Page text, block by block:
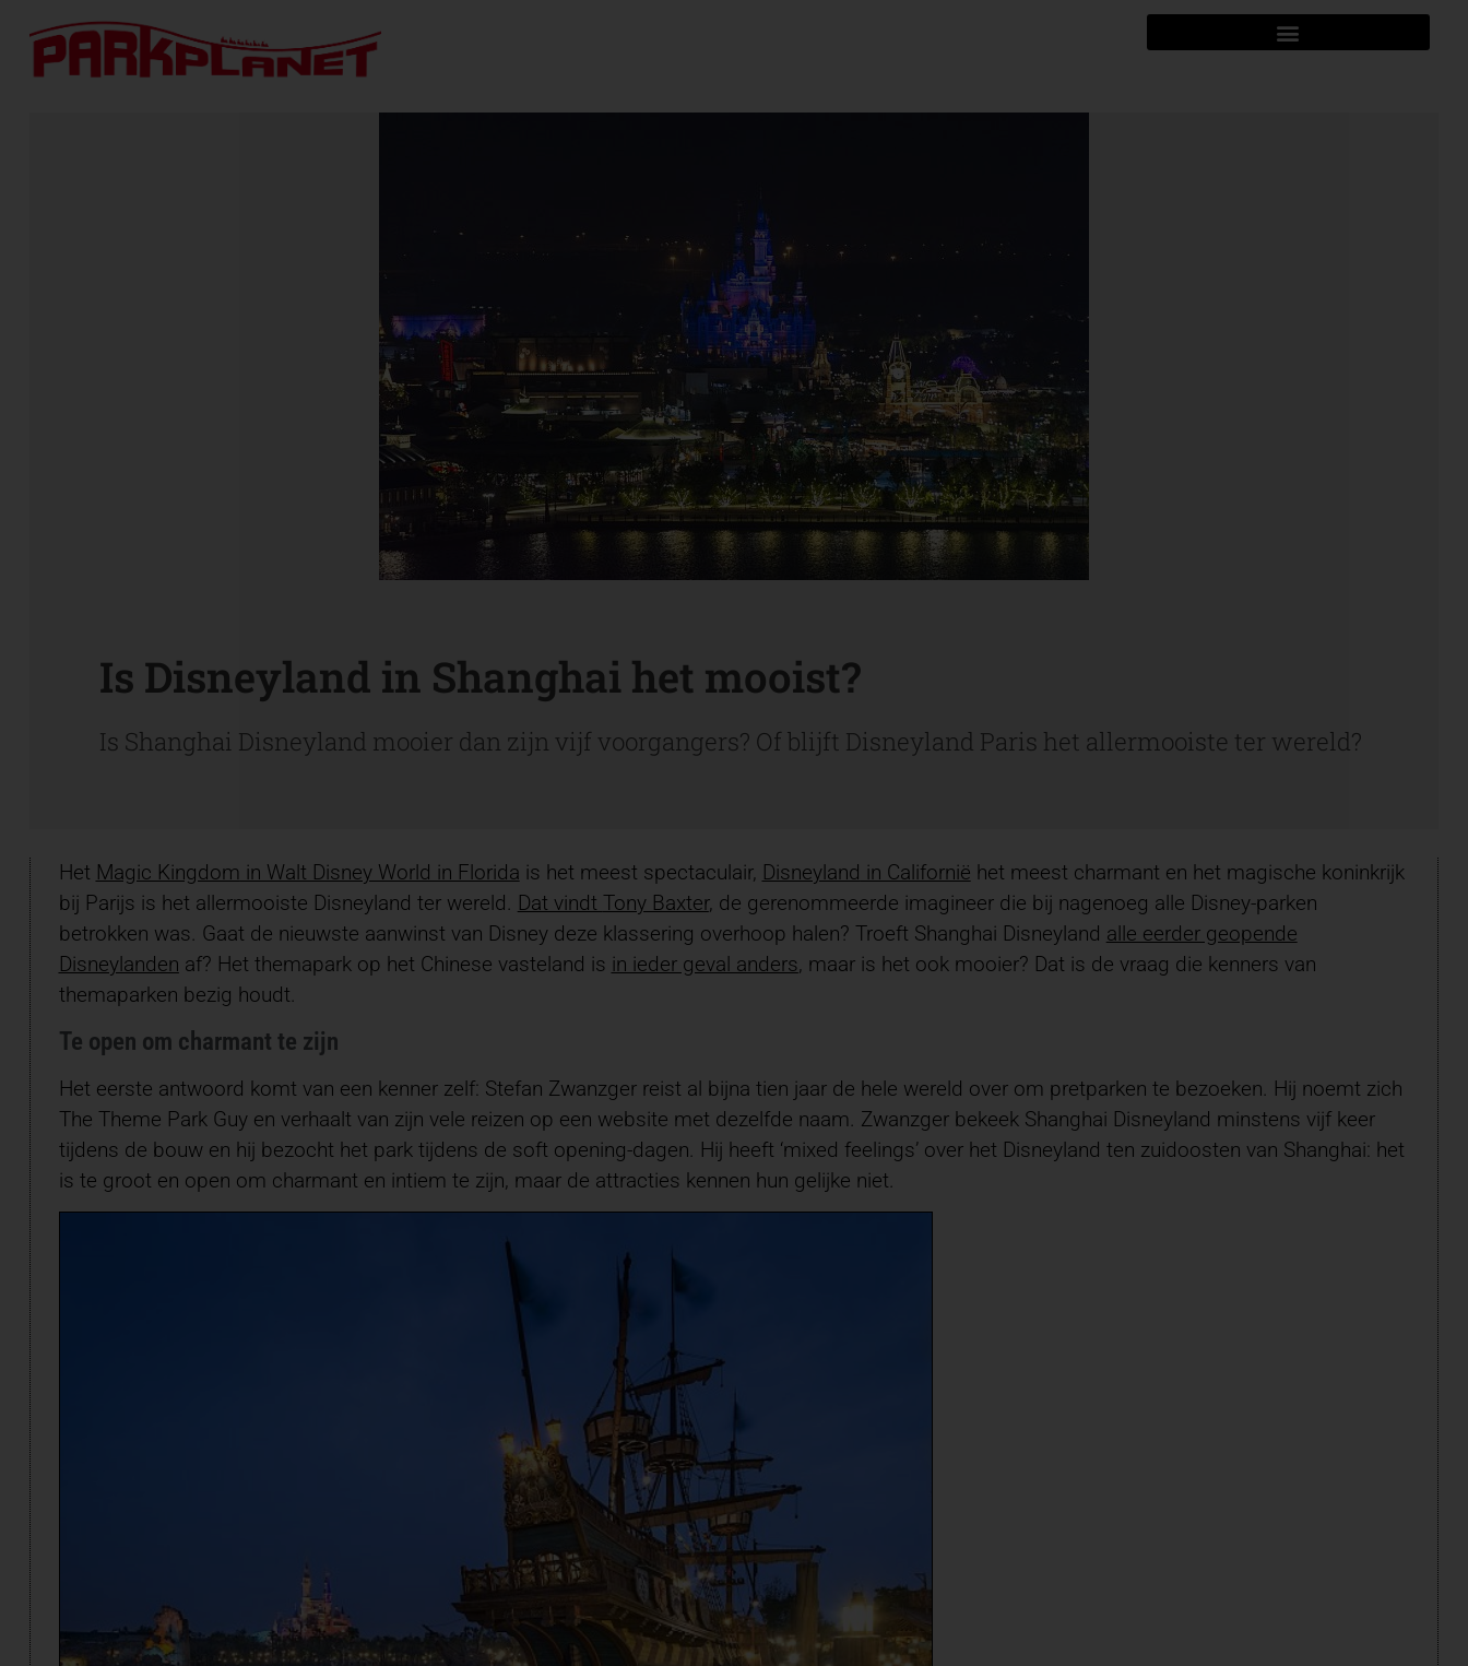
Is Disneyland in Shanghai het mooist?
Is Shanghai Disneyland mooier dan zijn vijf voorgangers? Of blijft Disneyland Paris het allermooiste ter wereld?
Het Magic Kingdom in Walt Disney World in Florida is het meest spectaculair, Disneyland in Californië het meest charmant en het magische koninkrijk
bij Parijs is het allermooiste Disneyland ter wereld. Dat vindt Tony Baxter, de gerenommeerde imagineer die bij nagenoeg alle Disney-parken
betrokken was. Gaat de nieuwste aanwinst van Disney deze klassering overhoop halen? Troeft Shanghai Disneyland alle eerder geopende
Disneylanden af? Het themapark op het Chinese vasteland is in ieder geval anders, maar is het ook mooier? Dat is de vraag die kenners van
themaparken bezig houdt.
Te open om charmant te zijn
Het eerste antwoord komt van een kenner zelf: Stefan Zwanzger reist al bijna tien jaar de hele wereld over om pretparken te bezoeken. Hij noemt zich
The Theme Park Guy en verhaalt van zijn vele reizen op een website met dezelfde naam. Zwanzger bekeek Shanghai Disneyland minstens vijf keer
tijdens de bouw en hij bezocht het park tijdens de soft opening-dagen. Hij heeft ‘mixed feelings’ over het Disneyland ten zuidoosten van Shanghai: het
is te groot en open om charmant en intiem te zijn, maar de attracties kennen hun gelijke niet.